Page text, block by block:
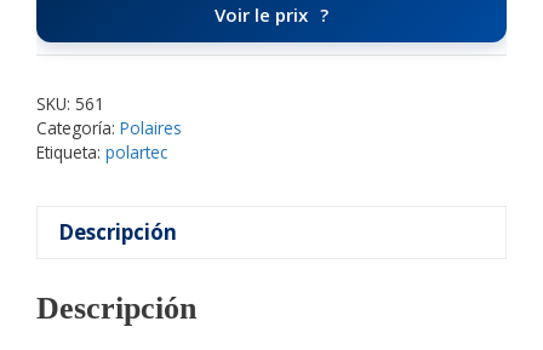
Voir le prix
SKU: 561
Categoría: Polaires
Etiqueta: polartec
Descripción
Descripción